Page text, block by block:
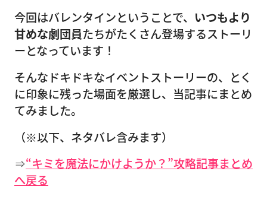
今回はバレンタインということで、 いつもより
甘めな劇団員たちがたくさん登場するストーリ
ーとなっています！
そんなドキドキなイベントストーリーの、とく
に印象に残った場面を厳選し、当記事にまとめ
てみました。
（※以下、ネタバレ含みます）
⇒“キミを魔法にかけようか？”攻略記事まとめ
へ戻る